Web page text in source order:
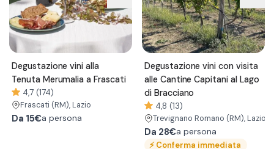
Degustazione vini alla
Tenuta Merumalia a Frascati
4,7 (174)
Frascati (RM), Lazio
Da 15€a persona
Degustazione vini con visita
alle Cantine Capitani al Lago
di Bracciano
4,8 (13)
Trevignano Romano (RM), Lazio
Da 28€a persona
⚡Conferma immediata